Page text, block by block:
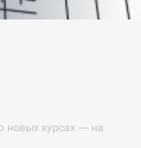
новых курсах — на